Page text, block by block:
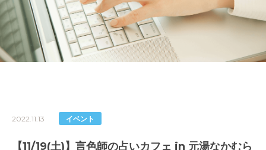
2022.11.13 イベント
【11/19(土)】言色師の占いカフェ in 元湯なかむら